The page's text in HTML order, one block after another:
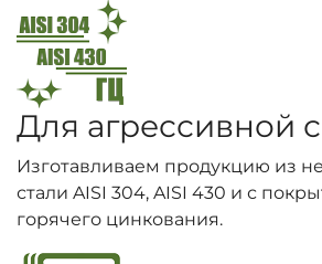
Для агрессивной
Изготавливаем продукцию из
стали AISI 304, AISI 430 и с
горячего цинкования.